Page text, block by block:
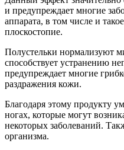
и предупреждает многие
аппарата, в том числе и
плоскостопие.
Полустельки нормализуют
способствует устранению
предупреждает многие
раздражения кожи.
Благодаря этому продукту
ногах, которые могут
некоторых заболеваний.
организма.